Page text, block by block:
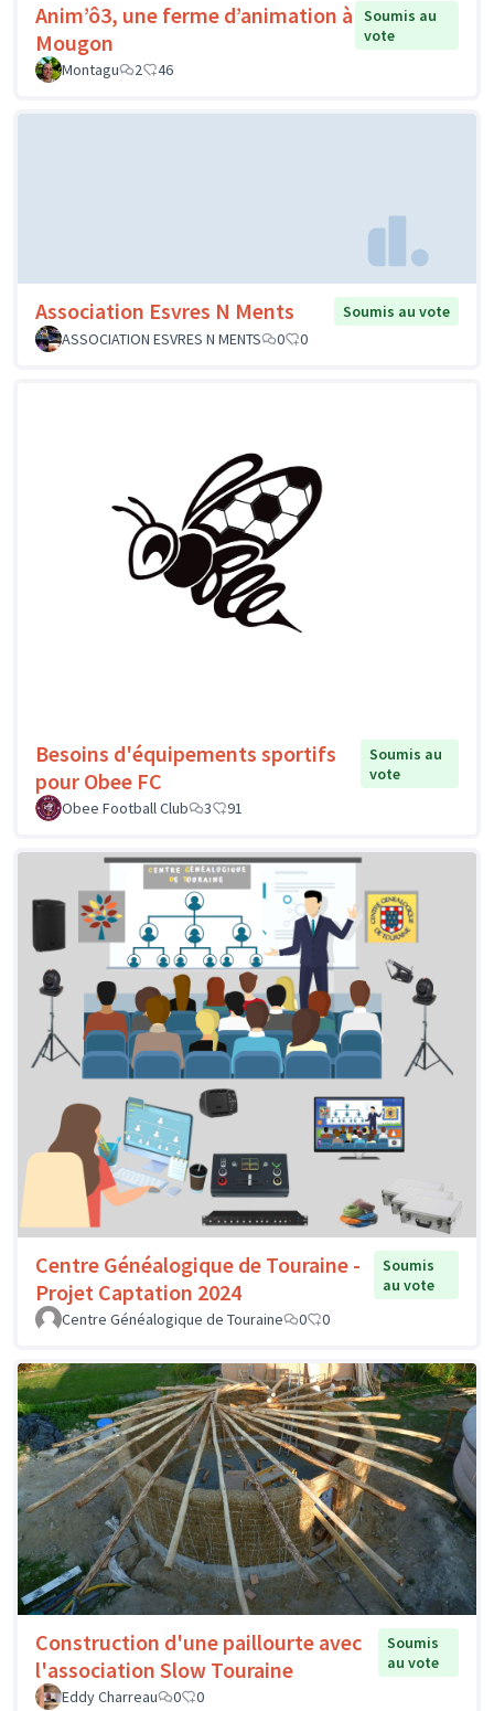
Anim’ô3, une ferme d’animation à
Mougon
Soumis au
vote
Montagu
2 46
Association Esvres N Ments
Soumis au vote
ASSOCIATION ESVRES N MENTS
0 0
Besoins d'équipements sportifs
pour Obee FC
Soumis au
vote
Obee Football Club
3 91
Centre Généalogique de Touraine -
Projet Captation 2024
Soumis
au vote
Centre Généalogique de Touraine
0 0
Construction d'une paillourte avec
l'association Slow Touraine
Soumis
au vote
Eddy Charreau
0 0